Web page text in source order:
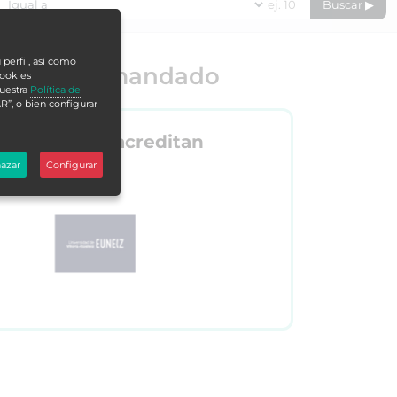
Buscar ▶
más demandado
Nos acreditan
perfil, así como
Política de
o bien configurar
Configurar